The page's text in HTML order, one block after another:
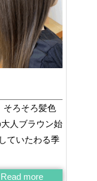
そろそろ髪色
人ブラウン始
ていたわる季
Read more